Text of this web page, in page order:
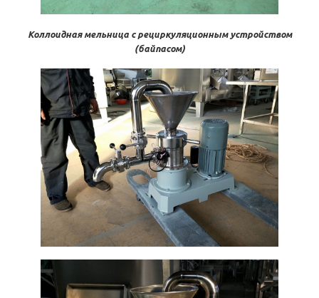
Коллоидная мельница с рециркуляционным устройством
(байпасом)